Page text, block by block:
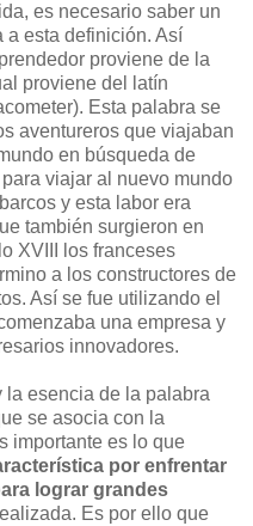
es necesario saber un
a esta definición. Así
proviene de la
proviene del latín
Esta palabra se
aventureros que viajaban
en búsqueda de
viajar al nuevo mundo
y esta labor era
también surgieron en
XVIII los franceses
a los constructores de
Así se fue utilizando el
una empresa y
innovadores.
esencia de la palabra
se asocia con la
importante es lo que
por enfrentar
lograr grandes
Es por ello que